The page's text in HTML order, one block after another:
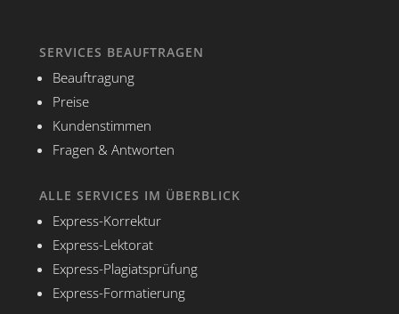
SERVICES BEAUFTRAGEN
Beauftragung
Preise
Kundenstimmen
Fragen & Antworten
ALLE SERVICES IM ÜBERBLICK
Express-Korrektur
Express-Lektorat
Express-Plagiatsprüfung
Express-Formatierung